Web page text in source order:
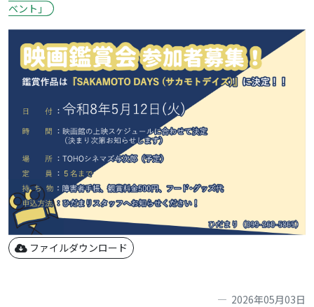
ベント」
ファイルダウンロード
2026年05月03日